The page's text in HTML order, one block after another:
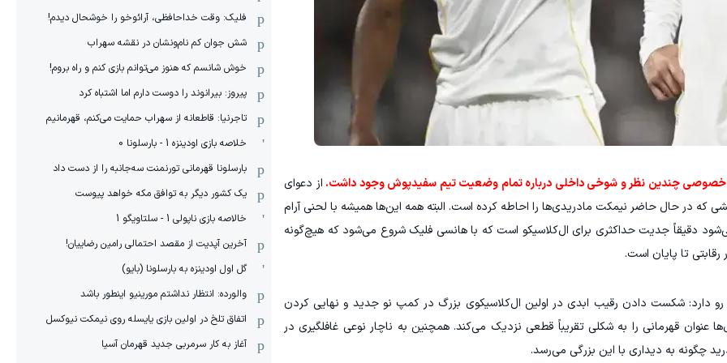
خصوصی چندین نظر و شوخی داخلی درباره تمام وضعیت تیم سفیدپوش وجود داشت. از دعوای
که در حال حاضر نیمکت مادریدی‌ها را احاطه کرده است. البته همه این‌ها همیشه با لحنی آرام
دقیقاً جدیت حداکثری برای ال‌کلاسیکو است که با هانسی فلیک شروع می‌شود که هیچ‌گونه
تا پایان است.
دارد: شکست دادن رقیب ابدی در اولین ال‌کلاسیکوی بزرگ در کمپ نو جدید و نهایی کردن
عنوان قهرمانی را به شکلی تقریباً قطعی نزدیک می‌کند. همچنین به ناچار نوعی غافلگیری در
چگونه به دیداری با این بزرگی می‌رسد.
فلیک: وقت خداحافظی، آرائوخو را خوشحال دیدم!
شش جوان کم نام‌و‌نشان در نقشه سهراب
خوش شانسم که هنوز می‌توانم بازی کنم و راه بروم!
پیروز: بیرانوند را دوست دارم اما اشتباه کرد
تاجرنیا: قاطعانه از سهراب حمایت می‌کنم، قهرمانیم
خلاصه بازی اودینزه 1 - بارسلونا 0
بارسلونا قهرمانی تورنمنت سه‌جانبه را از دست داد
یک کشور دیگر به توافق مکه خواهد پیوست
خالاصه بازی ناپولی 1 - سلتاویگو 1
آخرین آپدیت از مقصد احتمالی رامین رضاییان!
گل اول اودینزه به بارسلونا (بایو)
والورده: انتظار نداشتم مورینیو اینطور باشد
اتفاق تلخ در اولین بازی یایسله روی نیمکت نیوکسل
آغاز به کار سرمربی جدید قهرمان آسیا